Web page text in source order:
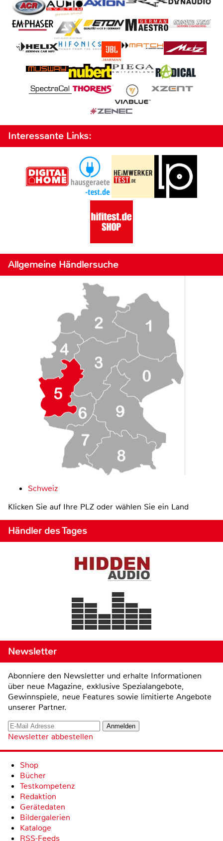
Interessante Links:
Allgemeine Händlersuche
Schweiz
Klicken Sie auf Ihre PLZ oder wählen Sie ein Land
Händler des Tages
Newsletter
Abonniere den Newsletter und erhalte Informationen
über neue Magazine, exklusive Spezialangebote,
Gewinnspiele, neue Features sowie limitierte Angebote
unserer Partner.
Newsletter abbestellen
Shop
Bücher
Testkompetenz
Redaktion
Gerätedaten
Bildergalerien
Kataloge
RSS-Feeds